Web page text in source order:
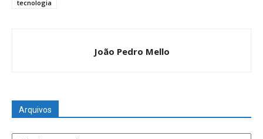
tecnologia
João Pedro Mello
Arquivos
Arquivos